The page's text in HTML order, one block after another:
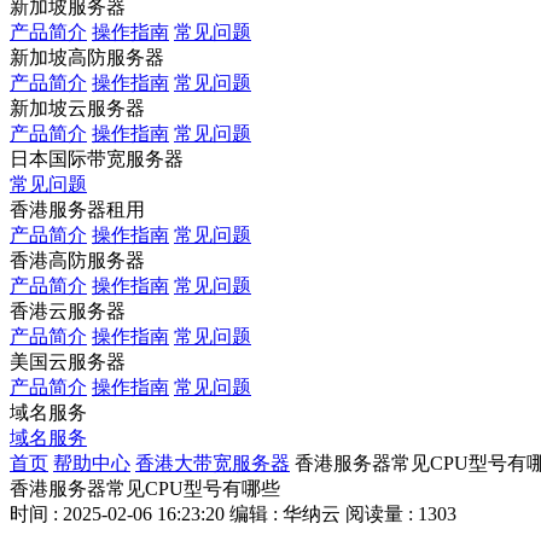
新加坡服务器
产品简介 操作指南 常见问题
新加坡高防服务器
产品简介 操作指南 常见问题
新加坡云服务器
产品简介 操作指南 常见问题
日本国际带宽服务器
常见问题
香港服务器租用
产品简介 操作指南 常见问题
香港高防服务器
产品简介 操作指南 常见问题
香港云服务器
产品简介 操作指南 常见问题
美国云服务器
产品简介 操作指南 常见问题
域名服务
域名服务
首页 帮助中心 香港大带宽服务器 香港服务器常见CPU型号有
香港服务器常见CPU型号有哪些
时间 : 2025-02-06 16:23:20 编辑 : 华纳云 阅读量 : 1303